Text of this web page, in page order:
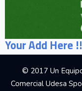
Your Add Here !!
© 2017 Un
Comercial Udesa